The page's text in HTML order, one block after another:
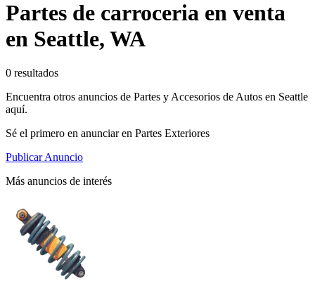
Partes de carroceria en venta
en Seattle, WA
0 resultados
Encuentra otros anuncios de Partes y Accesorios de Autos en Seattle
aquí.
Sé el primero en anunciar en Partes Exteriores
Publicar Anuncio
Más anuncios de interés